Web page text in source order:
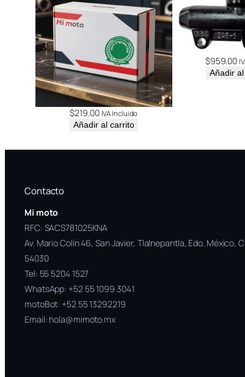
$219.00 IVA Incluido
Añadir al carrito
$959.00
Añadir
Contacto
Mi moto
RFC: SACS781025KNA
Av. Mario Colín 46, San Javier, Tlalnepantla, Edo. México,
54030
Tel: 55 5204 1527
WhatsApp: +52 55 1099 3041
motoBot: +52 55 13292219
Email: hola@mimoto.mx